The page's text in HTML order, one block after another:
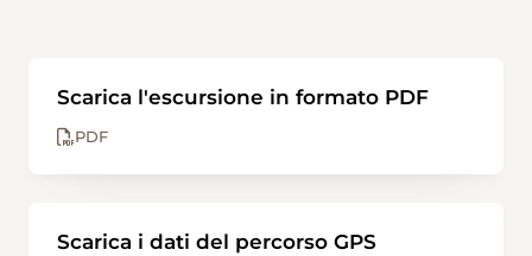
Scarica l'escursione in formato PDF
PDF
Scarica i dati del percorso GPS